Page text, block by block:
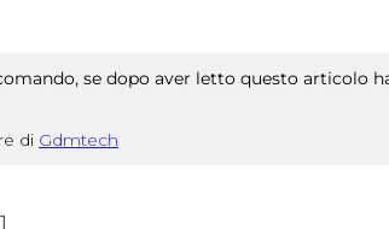
se dopo aver letto questo articolo
di Gdmtech